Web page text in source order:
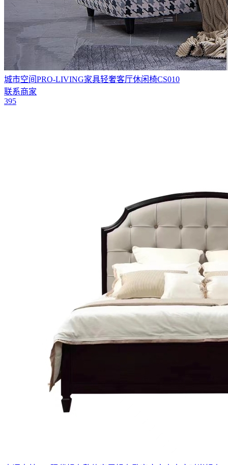
城市空间PRO-LIVING家具轻奢客厅休闲椅CS010
联系商家
395